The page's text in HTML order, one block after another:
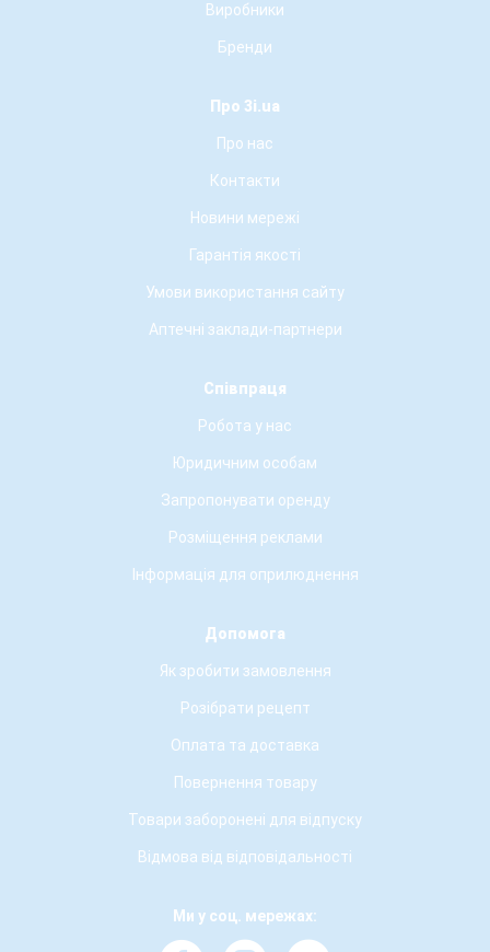
Виробники
Бренди
Про 3i.ua
Про нас
Контакти
Новини мережі
Гарантія якості
Умови використання сайту
Аптечні заклади-партнери
Співпраця
Робота у нас
Юридичним особам
Запропонувати оренду
Розміщення реклами
Інформація для оприлюднення
Допомога
Як зробити замовлення
Розібрати рецепт
Оплата та доставка
Повернення товару
Товари заборонені для відпуску
Відмова від відповідальності
Ми у соц. мережах: